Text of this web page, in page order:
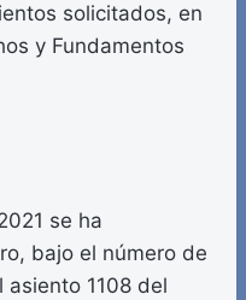
solicitados, en
y Fundamentos
se ha
bajo el número de
asiento 1108 del